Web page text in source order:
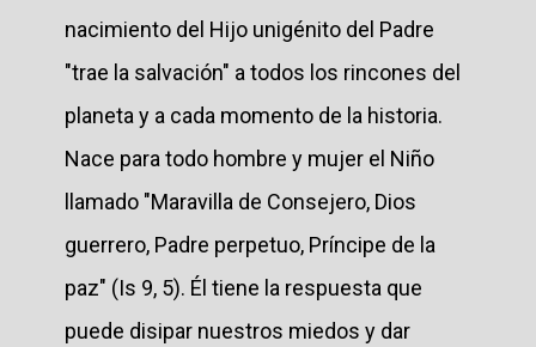
nacimiento del Hijo unigénito del Padre
"trae la salvación" a todos los rincones del
planeta y a cada momento de la historia.
Nace para todo hombre y mujer el Niño
llamado "Maravilla de Consejero, Dios
guerrero, Padre perpetuo, Príncipe de la
paz" (Is 9, 5). Él tiene la respuesta que
puede disipar nuestros miedos y dar